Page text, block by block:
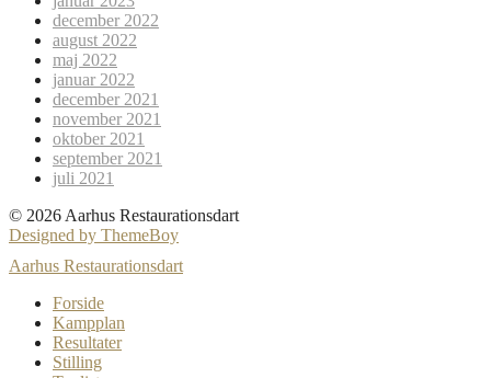
december 2022
august 2022
maj 2022
januar 2022
december 2021
november 2021
oktober 2021
september 2021
juli 2021
© 2026 Aarhus Restaurationsdart
Designed by ThemeBoy
Aarhus Restaurationsdart
Forside
Kampplan
Resultater
Stilling